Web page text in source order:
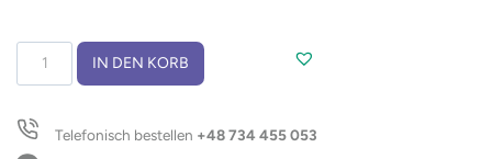
Bambuskugelschreiber
IN DEN KORB
Telefonisch bestellen +48 734 455 053